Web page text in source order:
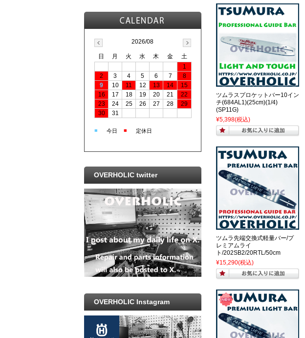
ツムラスプロケットバー10イン
チ(684AL1)(25cm)(1/4)
(SP11G)
¥5,398(税込)
ツムラ先端交換式軽量バー/プ
レミアムライ
ト/202SB2/20RTL/50cm
¥15,290(税込)
2026/08
日 月 火 水 木 金
土
1
2
3 4 5 6 7
8
9
10 11 12 13 14
15
16
17 18 19 20 21
22
23
24 25 26 27 28
29
30
31
■ 今日 ■ 定休日
OVERHOLIC twitter
OVERHOLIC Instagram